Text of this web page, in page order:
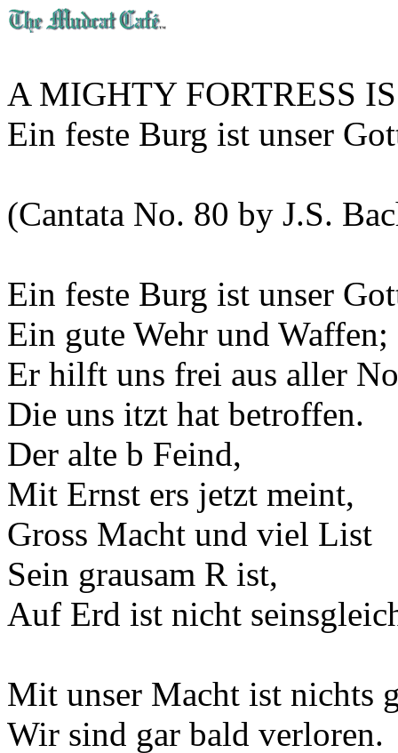
A MIGHTY FORTRESS
Ein feste Burg ist unser
(Cantata No. 80 by J.S.
Ein feste Burg ist unser
Ein gute Wehr und Waffen;
Er hilft uns frei aus aller
Die uns itzt hat betroffen.
Der alte b Feind,
Mit Ernst ers jetzt meint,
Gross Macht und viel List
Sein grausam R ist,
Auf Erd ist nicht
Mit unser Macht ist nichts
Wir sind gar bald verloren.